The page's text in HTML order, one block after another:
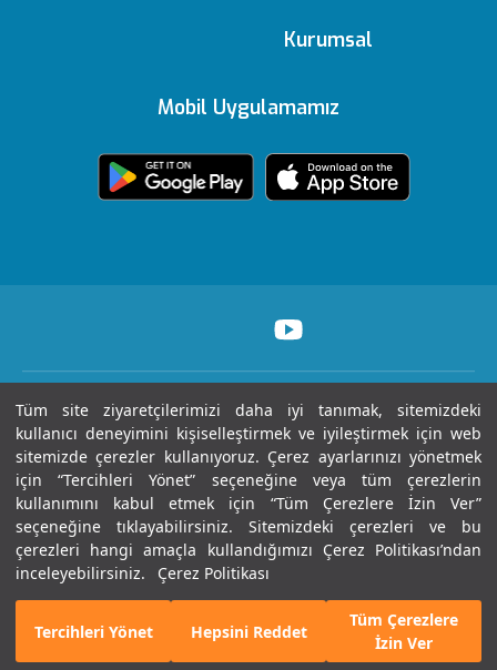
Tüm site ziyaretçilerimizi daha iyi tanımak, sitemizdeki
kullanıcı deneyimini kişiselleştirmek ve iyileştirmek için web
sitemizde çerezler kullanıyoruz. Çerez ayarlarınızı yönetmek
için “Tercihleri Yönet” seçeneğine veya tüm çerezlerin
kullanımını kabul etmek için “Tüm Çerezlere İzin Ver”
seçeneğine tıklayabilirsiniz. Sitemizdeki çerezleri ve bu
çerezleri hangi amaçla kullandığımızı Çerez Politikası’ndan
inceleyebilirsiniz.
Çerez Politikası
Tercihleri Yönet Hepsini Reddet
Tüm Çerezlere
İzin Ver
Bizi Arayın E-Randevu
Sertifika & Akreditasyon
Haberler ve Etkinlikler
Ankara
Gaziantep
Tüm Hastanelerimiz
Doktorlarımız
Hastalıklar ve
Tedavileri
e-Sonuc
Sizi Dinliyoruz
Evde Bakım
Nöbetçi Eczane
Gebelik Okulu
Kurumsal
içerik Güncelleme
Yasal Uyarı
Anlaşmalı Kurumlar
Kariyer
İletişim
Mobil Uygulamamız
Tüm Hakları Saklıdır © 2025 | Sayfa içeriği sadece
bilgilendirme amaçlıdır. Tanı ve tedavi için mutlaka
doktorunuza başvurunuz.
Son Güncellenme Tarihi : 07.08.2026 11:05:49